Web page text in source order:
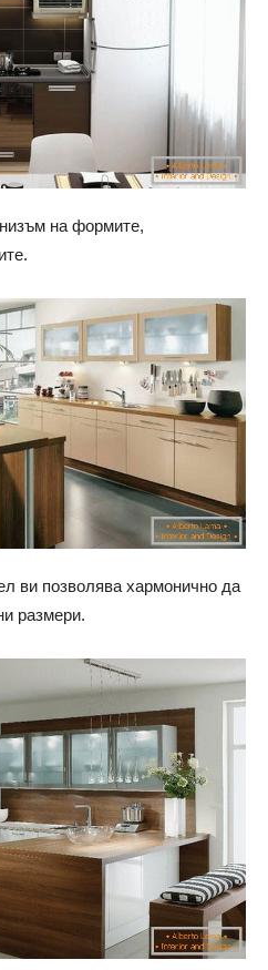
на формите,
ви позволява хармонично да
размери.